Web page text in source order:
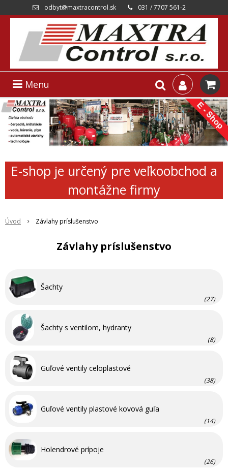
odbyt@maxtracontrol.sk 031 / 7707 561-2
Menu
E-shop je určený pre veľkoobchod a
montážne firmy
Úvod Závlahy príslušenstvo
Závlahy príslušenstvo
Šachty
(27)
Šachty s ventilom, hydranty
(8)
Guľové ventily celoplastové
(38)
Guľové ventily plastové kovová guľa
(14)
Holendrové prípoje
(26)